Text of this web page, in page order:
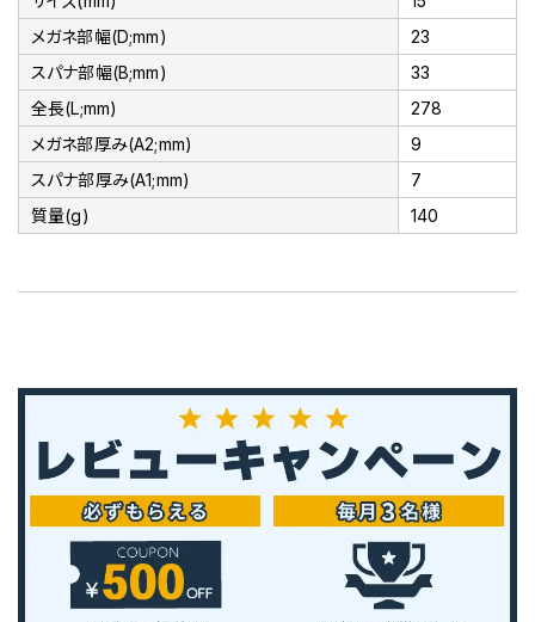
メガネ部幅(D;mm)
23
スパナ部幅(B;mm)
33
全長(L;mm)
278
メガネ部厚み(A2;mm)
9
スパナ部厚み(A1;mm)
7
質量(g)
140